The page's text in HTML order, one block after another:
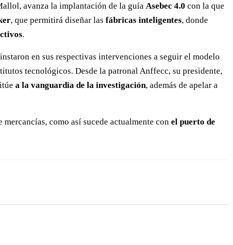
avanza la implantación de la guía Asebec 4.0 con la que
, que permitirá diseñar las fábricas inteligentes, donde
.
en sus respectivas intervenciones a seguir el modelo
tecnológicos. Desde la patronal Anffecc, su presidente,
a la vanguardia de la investigación, además de apelar a
como así sucede actualmente con el puerto de